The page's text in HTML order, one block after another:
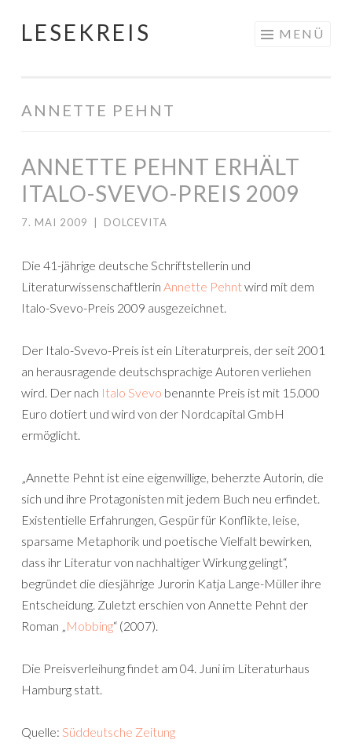
Springe
LESEKREIS MENÜ
ANNETTE PEHNT
ANNETTE PEHNT ERHÄLT
ITALO-SVEVO-PREIS 2009
7. MAI 2009 DOLCEVITA
Die 41-jährige deutsche Schriftstellerin und
Literaturwissenschaftlerin Annette Pehntwird mit dem
Italo-Svevo-Preis 2009 ausgezeichnet.
Der Italo-Svevo-Preis ist ein Literaturpreis, der seit 2001
an herausragende deutschsprachige Autoren verliehen
wird. Der nach Italo Svevo benannte Preis ist mit 15.000
Euro dotiert und wird von der Nordcapital GmbH
ermöglicht.
„Annette Pehnt ist eine eigenwillige, beherzte Autorin, die
sich und ihre Protagonisten mit jedem Buch neu erfindet.
Existentielle Erfahrungen, Gespür für Konflikte, leise,
sparsame Metaphorik und poetische Vielfalt bewirken,
dass ihr Literatur von nachhaltiger Wirkung gelingt“,
begründet die diesjährige Jurorin Katja Lange-Müller ihre
Entscheidung. Zuletzt erschien von Annette Pehnt der
Roman „Mobbing“ (2007).
Die Preisverleihung findet am 04. Juni im Literaturhaus
Hamburg statt.
Quelle: Süddeutsche Zeitung